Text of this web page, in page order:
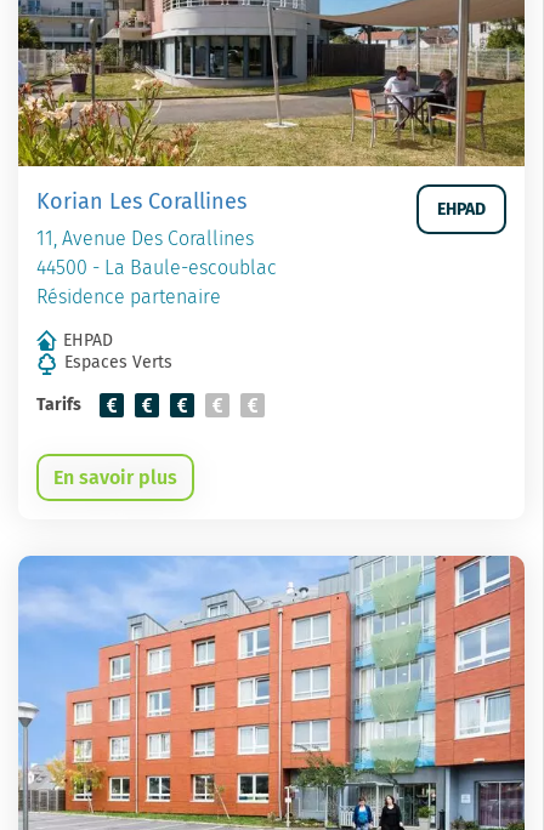
Korian Les Corallines
11, Avenue Des Corallines
44500 - La Baule-escoublac
Résidence partenaire
EHPAD
EHPAD
Espaces Verts
Tarifs
En savoir plus